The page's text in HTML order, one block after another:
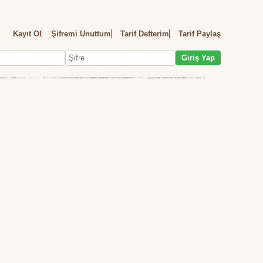
Kayıt Ol Şifremi Unuttum Tarif Defterim Tarif Paylaş
Giriş Yap